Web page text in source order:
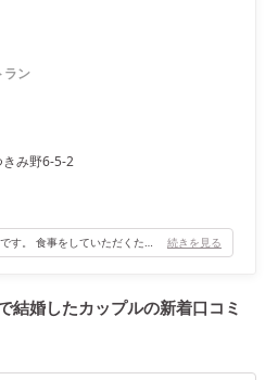
ラン
み野6-5-2
最高を超えたお食事がポイントです。 食事をしていただくためにゲストに鉄板席への移動があり、テーブルごとにシェフがつき、目の前の鉄板でパフォーマンスしながらのお料理提供できたことがゲストの幸せに繋がりました。 続きを見る
結婚したカップルの新着口コミ